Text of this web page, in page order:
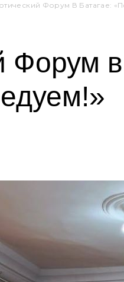
Форум В Батагае:
Форум